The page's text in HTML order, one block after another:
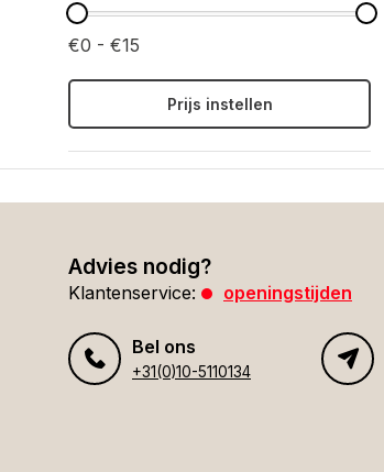
€0 - €15
Prijs instellen
Advies nodig?
Klantenservice: openingstijden
Bel ons
+31(0)10-5110134